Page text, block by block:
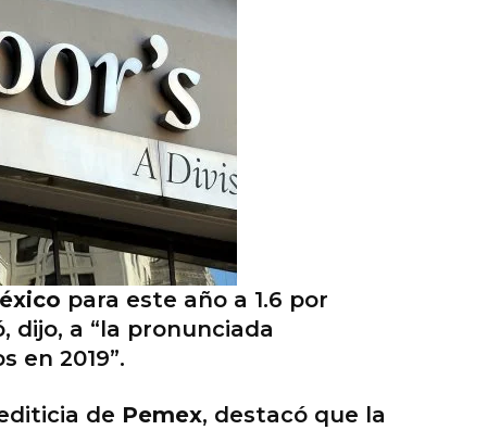
para este año a 1.6 por
dijo, a “la pronunciada
en 2019”.
de Pemex, destacó que la